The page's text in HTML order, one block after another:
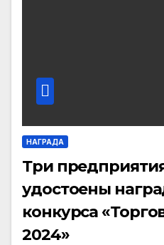
НАГРАДА
Три
удостоены
конкурса
2024»